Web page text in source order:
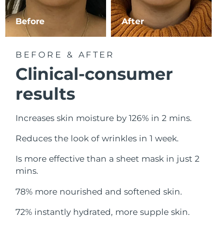
Before After
BEFORE & AFTER
Clinical-consumer
results
Increases skin moisture by 126% in 2 mins.
Reduces the look of wrinkles in 1 week.
Is more effective than a sheet mask in just 2
mins.
78% more nourished and softened skin.
72% instantly hydrated, more supple skin.
立陶宛 预计送达日期 8/11/26
卢森堡 预计送达日期8/11/26
中国澳门特别行政区
马来西亚 预计送达日期
马耳他
墨西哥 预计送达日期8/15/26
摩纳哥 预计送达日期8/12/26
荷兰 预计送达日期
新西兰 预计送达日期
挪威 预计送达日期8/11/26